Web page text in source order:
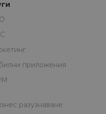
приложения
разузнаване